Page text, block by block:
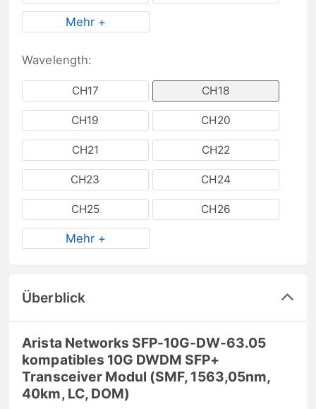
Mehr +
Wavelength:
CH17 CH18
CH19 CH20
CH21 CH22
CH23 CH24
CH25 CH26
Mehr +
Überblick
Arista Networks SFP-10G-DW-63.05
kompatibles 10G DWDM SFP+
Transceiver Modul (SMF, 1563,05nm,
40km, LC, DOM)